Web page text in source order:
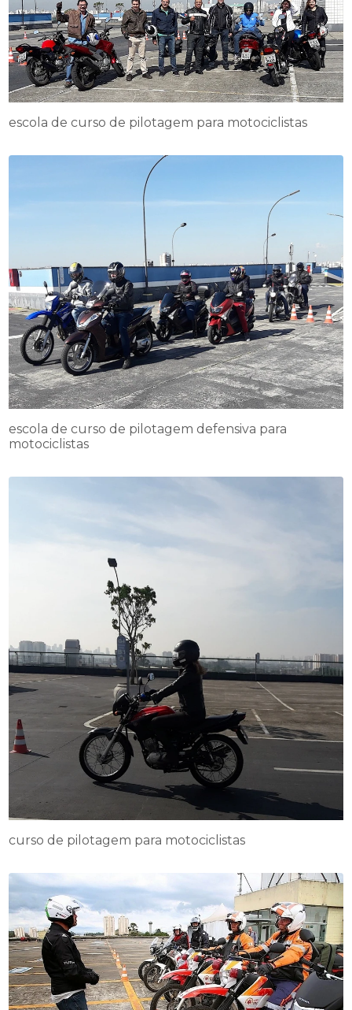
escola de curso de pilotagem para motociclistas
escola de curso de pilotagem defensiva para
motociclistas
curso de pilotagem para motociclistas